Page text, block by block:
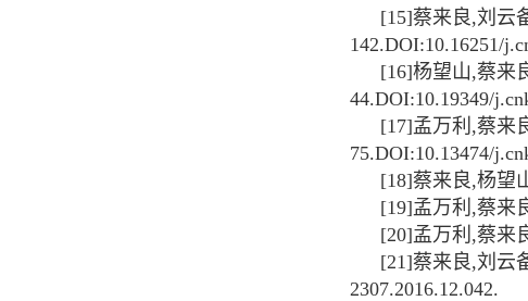
[15]蔡来良,刘云
142.DOI:10.16251/
[16]杨望山,蔡来
44.DOI:10.19349/
[17]孟万利 ,蔡来
75.DOI:10.13474/
[18]蔡来良,杨望
[19]孟万利 ,蔡来
[20]孟万利 ,蔡来
[21]蔡来良,刘云
2307.2016.12.042.